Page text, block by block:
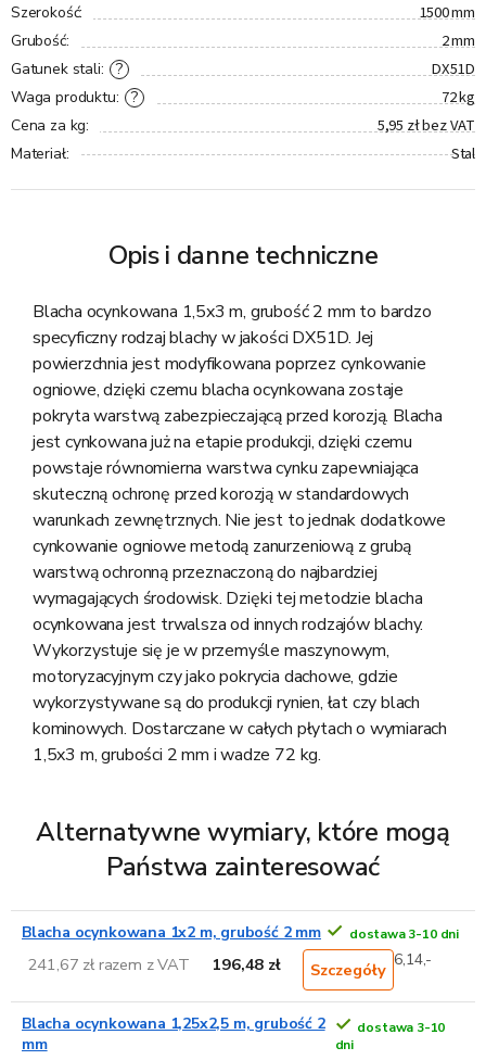
Szerokość: 1500 mm
Grubość: 2 mm
?
Gatunek stali: DX51D
?
Waga produktu: 72 kg
Cena za kg: 5,95 zł bez VAT
Materiał: Stal
Opis i danne techniczne
Blacha ocynkowana 1,5x3 m, grubość 2 mm to bardzo
specyficzny rodzaj blachy w jakości DX51D. Jej
powierzchnia jest modyfikowana poprzez cynkowanie
ogniowe, dzięki czemu blacha ocynkowana zostaje
pokryta warstwą zabezpieczającą przed korozją. Blacha
jest cynkowana już na etapie produkcji, dzięki czemu
powstaje równomierna warstwa cynku zapewniająca
skuteczną ochronę przed korozją w standardowych
warunkach zewnętrznych. Nie jest to jednak dodatkowe
cynkowanie ogniowe metodą zanurzeniową z grubą
warstwą ochronną przeznaczoną do najbardziej
wymagających środowisk. Dzięki tej metodzie blacha
ocynkowana jest trwalsza od innych rodzajów blachy.
Wykorzystuje się je w przemyśle maszynowym,
motoryzacyjnym czy jako pokrycia dachowe, gdzie
wykorzystywane są do produkcji rynien, łat czy blach
kominowych. Dostarczane w całych płytach o wymiarach
1,5x3 m, grubości 2 mm i wadze 72 kg.
Alternatywne wymiary, które mogą
Państwa zainteresować
Blacha ocynkowana 1x2 m, grubość 2 mm dostawa 3-10 dni
241,67 zł razem z VAT 196,48 zł Szczegóły 6,14,-
Blacha ocynkowana 1,25x2,5 m, grubość 2
mm
dostawa 3-10
dni